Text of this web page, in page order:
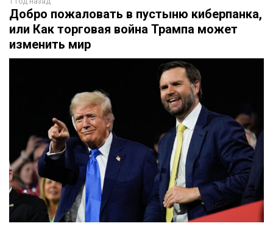
Добро пожаловать в пустыню киберпанка,
или Как торговая война Трампа может
изменить мир